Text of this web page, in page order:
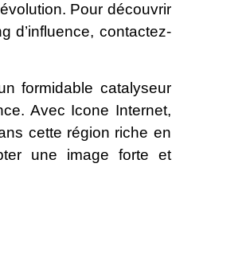
Pour découvrir
d’influence, contactez-
formidable catalyseur
Avec Icone Internet,
cette région riche en
une image forte et